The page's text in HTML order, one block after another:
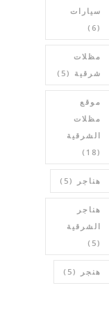
سيارات
(6)
مظلات
شرقية (5)
موقع
مظلات
الشرقية
(18)
هناجر (5)
هناجر
الشرقية
(5)
هنجر (5)